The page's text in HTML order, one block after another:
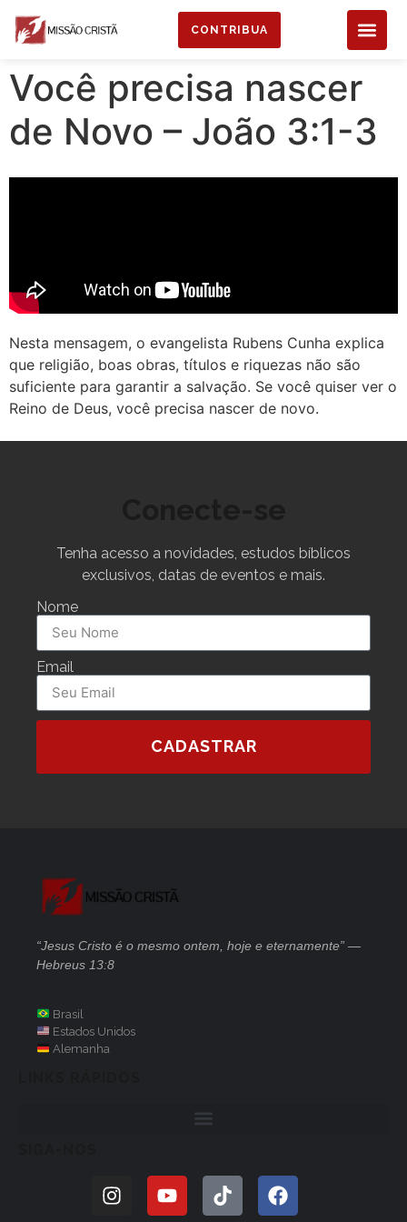
CONTRIBUA
Você precisa nascer
de Novo – João 3:1-3
Nesta mensagem, o evangelista Rubens Cunha explica
que religião, boas obras, títulos e riquezas não são
suficiente para garantir a salvação. Se você quiser ver o
Reino de Deus, você precisa nascer de novo.
Tenha acesso a novidades, estudos bíblicos
exclusivos, datas de eventos e mais.
Nome
Email
CADASTRAR
“Jesus Cristo é o mesmo ontem, hoje e eternamente” —
Hebreus 13:8
Brasil
Estados Unidos
Alemanha